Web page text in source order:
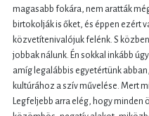
magasabb fokára, nem aratták
birtokolják is őket, és éppen ezért
közvetítenivalójuk felénk. S
jobbak nálunk. Én sokkal inkább
amíg legalábbis egyetértünk
kultúrához a szív művelése. Mert
Legfeljebb arra elég, hogy